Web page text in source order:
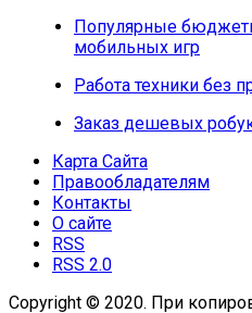
Популярные
мобильных игр
Работа техники без
Заказ дешевых
Карта Сайта
Правообладателям
Контакты
О сайте
RSS
RSS 2.0
Copyright © 2020. При